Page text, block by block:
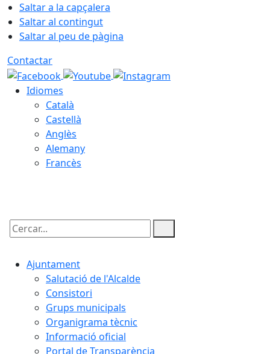
Saltar a la capçalera
Saltar al contingut
Saltar al peu de pàgina
Contactar
Idiomes
Català
Castellà
Anglès
Alemany
Francès
Cercar:
Ajuntament
Salutació de l'Alcalde
Consistori
Grups municipals
Organigrama tècnic
Informació oficial
Portal de Transparència